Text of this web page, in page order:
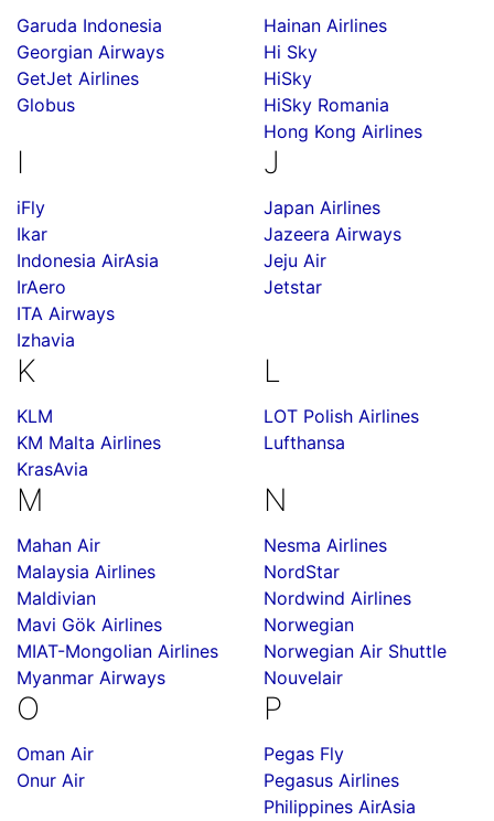
Garuda Indonesia
Georgian Airways
GetJet Airlines
Globus
Hainan Airlines
Hi Sky
HiSky
HiSky Romania
Hong Kong Airlines
I
iFly
Ikar
Indonesia AirAsia
IrAero
ITA Airways
Izhavia
J
Japan Airlines
Jazeera Airways
Jeju Air
Jetstar
K
KLM
KM Malta Airlines
KrasAvia
L
LOT Polish Airlines
Lufthansa
M
Mahan Air
Malaysia Airlines
Maldivian
Mavi Gök Airlines
MIAT-Mongolian Airlines
Myanmar Airways
N
Nesma Airlines
NordStar
Nordwind Airlines
Norwegian
Norwegian Air Shuttle
Nouvelair
O
Oman Air
Onur Air
P
Pegas Fly
Pegasus Airlines
Philippines AirAsia